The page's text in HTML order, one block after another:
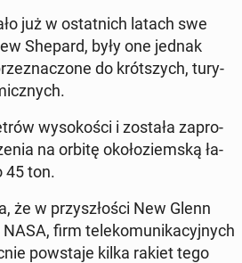
już w ostat­nich latach swe
Shepard, były one jednak
do krót­szych, tu­ry­
wy­so­ko­ści i została za­pro­
na orbitę oko­ło­ziem­ską ła­
45 ton.
że w przy­szło­ści New Glenn
firm te­le­ko­mu­ni­ka­cyj­nych
po­wsta­je kilka rakiet tego